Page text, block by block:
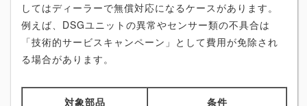
してはディーラーで無償対応になるケースがあります。
例えば、DSGユニットの異常やセンサー類の不具合は
「技術的サービスキャンペーン」として費用が免除され
る場合があります。
対象部品 条件